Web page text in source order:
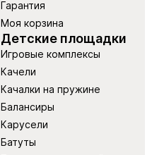
Гарантия
Моя корзина
Детские площадки
Игровые комплексы
Качели
Качалки на пружине
Балансиры
Карусели
Батуты